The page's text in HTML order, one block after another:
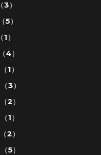
）
）
）
4）
1）
3）
2）
1）
2）
5）